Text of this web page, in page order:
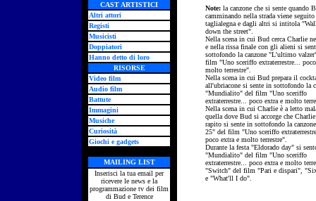
CAST ARTISTICI
Altri attori
Registi
Musicisti
Doppiatori
Hanno detto di loro
RISORSE
Video film
Audio film
Battute
Immagini
Musiche
Curiosità
Giochi e gadgets
MAILING LIST
Inserisci la tua email per
ricevere le news e la
programmazione tv dei film
di Bud e Terence
Note: la canzone che si sente quando
camminando nella strada viene
taglialegna e dagli altri si intitola
down the street".
Nella scena in cui Bud cerca Charlie
e nella rissa finale con gli alieni si
sottofondo la canzone "L'ultimo
film "Uno sceriffo extraterrestre...
molto terrestre".
Nella scena in cui Bud prepara il
all'ubriacone si sente in sottofondo la
"Mundialito" del film "Uno sceriffo
extraterrestre... poco extra e molto
Nella scena in cui Charlie è a letto
quella dove Bud si accorge che
rapito si sente in sottofondo la
25" del film "Uno sceriffo
poco extra e molto terrestre".
Durante la festa "Eldorado day" si
"Mundialito" del film "Uno sceriffo
extraterrestre... poco extra e molto
"Switch" del film "Pari e dispari",
e "What'll I do".